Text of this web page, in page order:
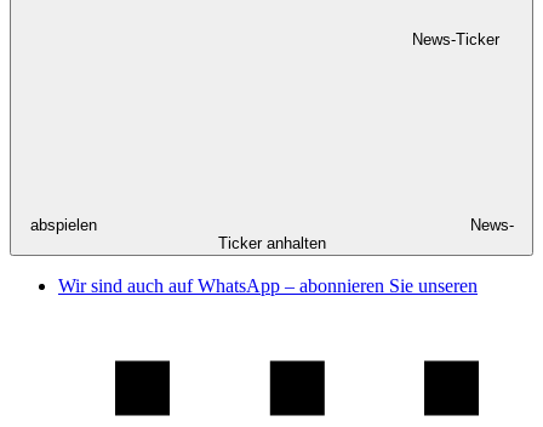
News-Ticker
abspielen
News-
Ticker anhalten
Wir sind auch auf WhatsApp – abonnieren Sie unseren